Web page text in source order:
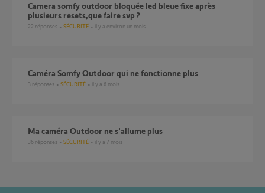
Camera somfy outdoor bloquée led bleue fixe après
plusieurs resets,que faire svp ?
22 réponses SÉCURITÉ il y a environ un mois
Caméra Somfy Outdoor qui ne fonctionne plus
3 réponses SÉCURITÉ il y a 6 mois
Ma caméra Outdoor ne s'allume plus
36 réponses SÉCURITÉ il y a 7 mois